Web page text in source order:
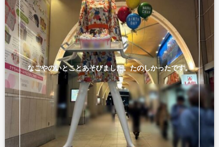
なごやのいとことあそびました。たのしかったです。